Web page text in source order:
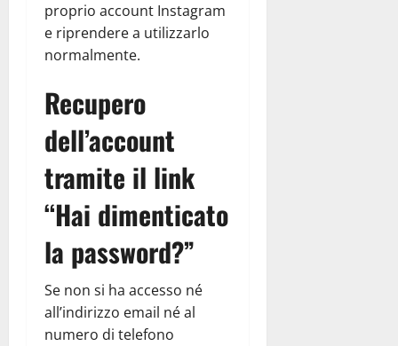
proprio account Instagram
e riprendere a utilizzarlo
normalmente.
Recupero
dell’account
tramite il link
“Hai dimenticato
la password?”
Se non si ha accesso né
all’indirizzo email né al
numero di telefono